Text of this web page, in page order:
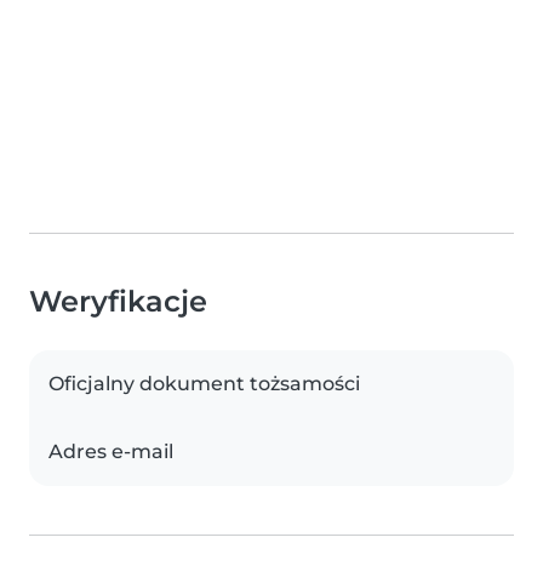
Weryfikacje
Oficjalny dokument tożsamości
Adres e-mail